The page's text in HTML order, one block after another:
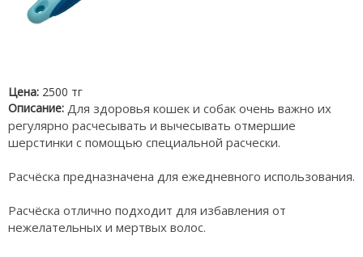
Цена: 2500 тг
Описание: Для здоровья кошек и собак очень важно их
регулярно расчесывать и вычесывать отмершие
шерстинки с помощью специальной расчески.
Расчёска предназначена для ежедневного использования.
Расчёска отлично подходит для избавления от
нежелательных и мертвых волос.